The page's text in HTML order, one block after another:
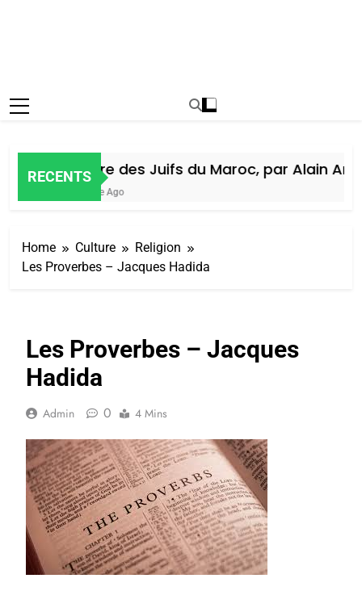
RECENTS
Histoire des Juifs du Maroc, par Alain Amiel
1 Semaine Ago
Home Culture
Religion
Les Proverbes – Jacques Hadida
Les Proverbes – Jacques
Hadida
Admin 0 4 Mins